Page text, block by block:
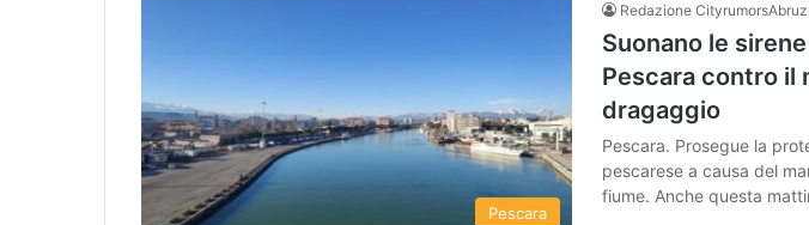
Pescara
Redazione
Suonano le
Pescara contro il
dragaggio
Pescara. Prosegue la
pescarese a causa del
fiume. Anche questa